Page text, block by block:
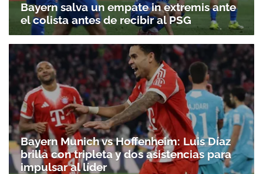
Bayern salva un empate in extremis ante
el colista antes de recibir al PSG
Bayern Munich vs Hoffenheim: Luis Díaz
brilla con tripleta y dos asistencias para
impulsar al líder